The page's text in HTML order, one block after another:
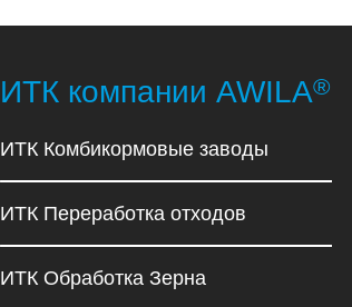
ИТК компании AWILA®
ИТК Комбикормовые заводы
ИТК Переработка отходов
ИТК Обработка Зерна